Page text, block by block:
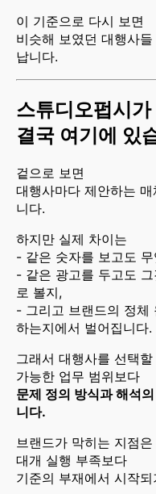
이 기준으로 다시 보면
비슷해 보였던 대행사
납니다.
스튜디오펍시
결국 여기에 있
겉으로 보면
대행사마다 제안하는
니다.
하지만 실제 차이는
- 같은 숫자를 보고도
- 같은 광고를 두고도
로 볼지,
- 그리고 브랜드의 정체
하는지에서 벌어집니다.
그래서 대행사를 선택할
가능한 업무 범위보다
문제 정의 방식과 해석
니다.
브랜드가 막히는 지점은
대개 실행 부족보다
기준의 부재에서 시작